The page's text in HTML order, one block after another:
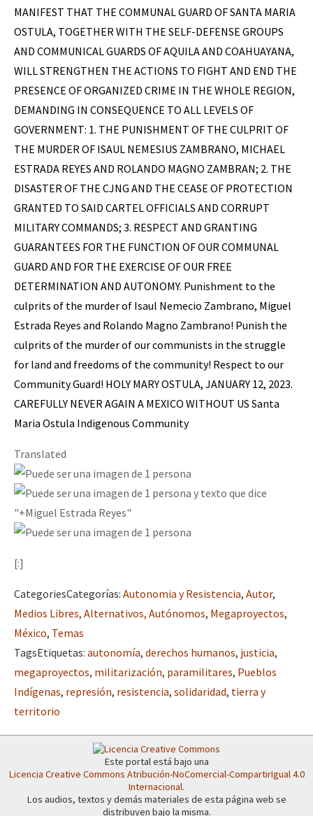
MANIFEST THAT THE COMMUNAL GUARD OF SANTA MARIA
OSTULA, TOGETHER WITH THE SELF-DEFENSE GROUPS
AND COMMUNICAL GUARDS OF AQUILA AND COAHUAYANA,
WILL STRENGTHEN THE ACTIONS TO FIGHT AND END THE
PRESENCE OF ORGANIZED CRIME IN THE WHOLE REGION,
DEMANDING IN CONSEQUENCE TO ALL LEVELS OF
GOVERNMENT: 1. THE PUNISHMENT OF THE CULPRIT OF
THE MURDER OF ISAUL NEMESIUS ZAMBRANO, MICHAEL
ESTRADA REYES AND ROLANDO MAGNO ZAMBRAN; 2. THE
DISASTER OF THE CJNG AND THE CEASE OF PROTECTION
GRANTED TO SAID CARTEL OFFICIALS AND CORRUPT
MILITARY COMMANDS; 3. RESPECT AND GRANTING
GUARANTEES FOR THE FUNCTION OF OUR COMMUNAL
GUARD AND FOR THE EXERCISE OF OUR FREE
DETERMINATION AND AUTONOMY. Punishment to the
culprits of the murder of Isaul Nemecio Zambrano, Miguel
Estrada Reyes and Rolando Magno Zambrano! Punish the
culprits of the murder of our communists in the struggle
for land and freedoms of the community! Respect to our
Community Guard! HOLY MARY OSTULA, JANUARY 12, 2023.
CAREFULLY NEVER AGAIN A MEXICO WITHOUT US Santa
Maria Ostula Indigenous Community
Translated
[:]
CategoriesCategorías: Autonomia y Resistencia, Autor,
Medios Libres, Alternativos, Autónomos, Megaproyectos,
México, Temas
TagsEtiquetas: autonomía, derechos humanos, justicia,
megaproyectos, militarización, paramilitares, Pueblos
Indígenas, represión, resistencia, solidaridad, tierra y
territorio
Este portal está bajo una
Licencia Creative Commons Atribución-NoComercial-CompartirIgual 4.0
Internacional.
Los audios, textos y demás materiales de esta página web se
distribuyen bajo la misma.